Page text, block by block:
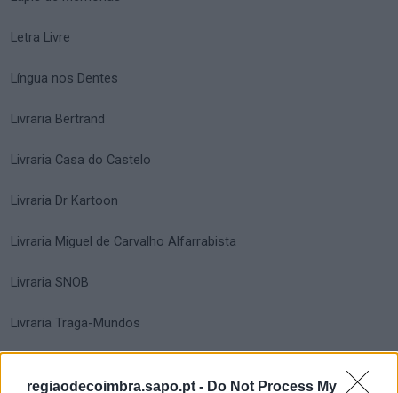
regiaodecoimbra.sapo.pt - Do Not Process My
Letra Livre
Língua nos Dentes
Livraria Bertrand
Livraria Casa do Castelo
Livraria Dr Kartoon
Livraria Miguel de Carvalho Alfarrabista
Livraria SNOB
Livraria Traga-Mundos